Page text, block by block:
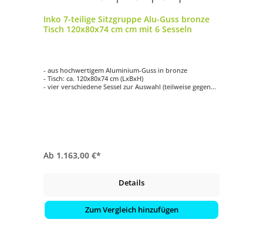
Inko 7-teilige Sitzgruppe Alu-Guss bronze
Tisch 120x80x74 cm cm mit 6 Sesseln
- aus hochwertigem Aluminium-Guss in bronze
- Tisch: ca. 120x80x74 cm (LxBxH)
- vier verschiedene Sessel zur Auswahl (teilweise gegen
Ab 1.163,00 €*
Details
Zum Vergleich hinzufügen